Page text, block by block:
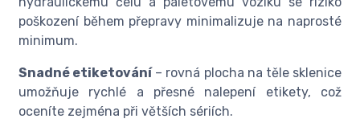
poškození během přepravy minimalizuje na naprosté
minimum.
Snadné etiketování– rovná plocha na těle sklenice
umožňuje rychlé a přesné nalepení etikety, což
oceníte zejména při větších sériích.